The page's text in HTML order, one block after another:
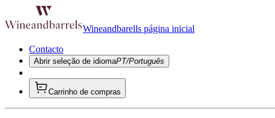
Wineandbarells página inicial
Contacto
Abrir seleção de idiomaPT/Português
Carrinho de compras